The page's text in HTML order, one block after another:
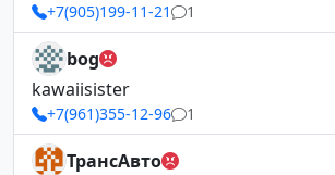
+7(905)199-11-21 1
bog
kawaiisister
+7(961)355-12-96 1
ТрансАвто